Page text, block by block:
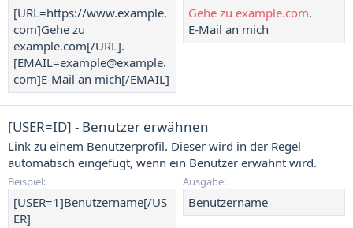
[URL=https://www.example.
com]Gehe zu
example.com[/URL].
[EMAIL=example@example.
com]E-Mail an mich[/EMAIL]
Gehe zu example.com.
E-Mail an mich
[USER=ID] - Benutzer erwähnen
Link zu einem Benutzerprofil. Dieser wird in der Regel
automatisch eingefügt, wenn ein Benutzer erwähnt wird.
Beispiel:
[USER=1]Benutzername[/US
ER]
Ausgabe:
Benutzername